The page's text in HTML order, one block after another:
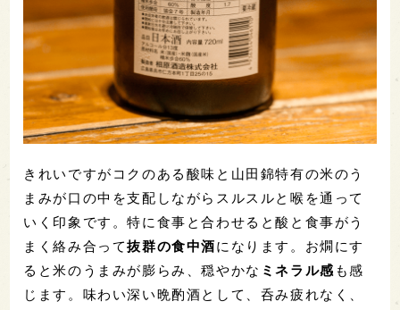
きれいですがコクのある酸味と山田錦特有の米のう
まみが口の中を支配しながらスルスルと喉を通って
いく印象です。特に食事と合わせると酸と食事がう
まく絡み合って抜群の食中酒になります。お燗にす
ると米のうまみが膨らみ、穏やかな ミネラル感 も感
じます。味わい深い晩酌酒として、呑み疲れなく、